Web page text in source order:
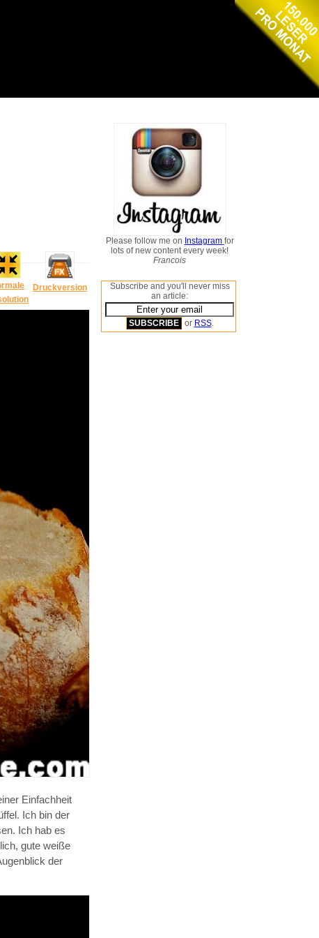
Druckversion
Einfachheit
Ich bin der
Ich hab es
gute weiße
der
Please follow me on Instagram for
lots of new content every week!
Francois
Subscribe and you'll never miss
an article:
or RSS.